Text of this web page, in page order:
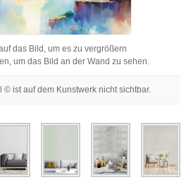
das Bild, um es zu vergrößern
um das Bild an der Wand zu sehen.
© ist auf dem Kunstwerk nicht sichtbar.